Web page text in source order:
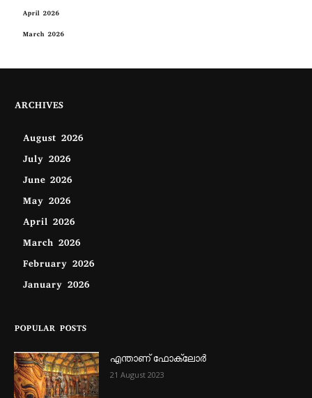
April 2026
March 2026
ARCHIVES
August 2026
July 2026
June 2026
May 2026
April 2026
March 2026
February 2026
January 2026
POPULAR POSTS
എന്താണ്‌ ഫോക്‌ലോർ
21 August 2023